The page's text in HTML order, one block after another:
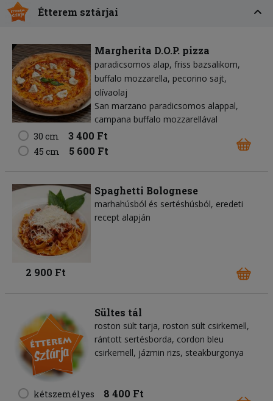
Étterem sztárjai
Margherita D.O.P. pizza
paradicsomos alap friss bazsalikom
buffalo mozzarella pecorino sajt
olívaolaj
San marzano paradicsomos alappal,
campana buffalo mozzarellával
30 cm
3 400 Ft
45 cm 5 600 Ft
Spaghetti Bolognese
marhahúsból és sertéshúsból, eredeti
recept alapján
2 900 Ft
Sültes tál
roston sült tarja, roston sült csirkemell,
rántott sertésborda, cordon bleu
csirkemell, jázmin rizs, steakburgonya
kétszemélyes 8 400 Ft